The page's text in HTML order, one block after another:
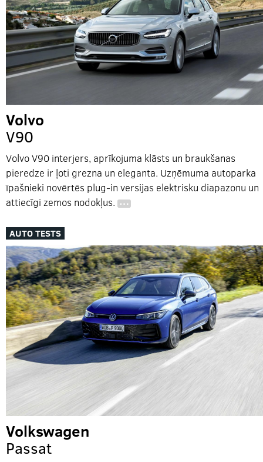
Volvo
V90
Volvo V90 interjers, aprīkojuma klāsts un braukšanas
pieredze ir ļoti grezna un eleganta. Uzņēmuma autoparka
īpašnieki novērtēs plug-in versijas elektrisku diapazonu un
attiecīgi zemos nodokļus. …
AUTO TESTS
Volkswagen
Passat